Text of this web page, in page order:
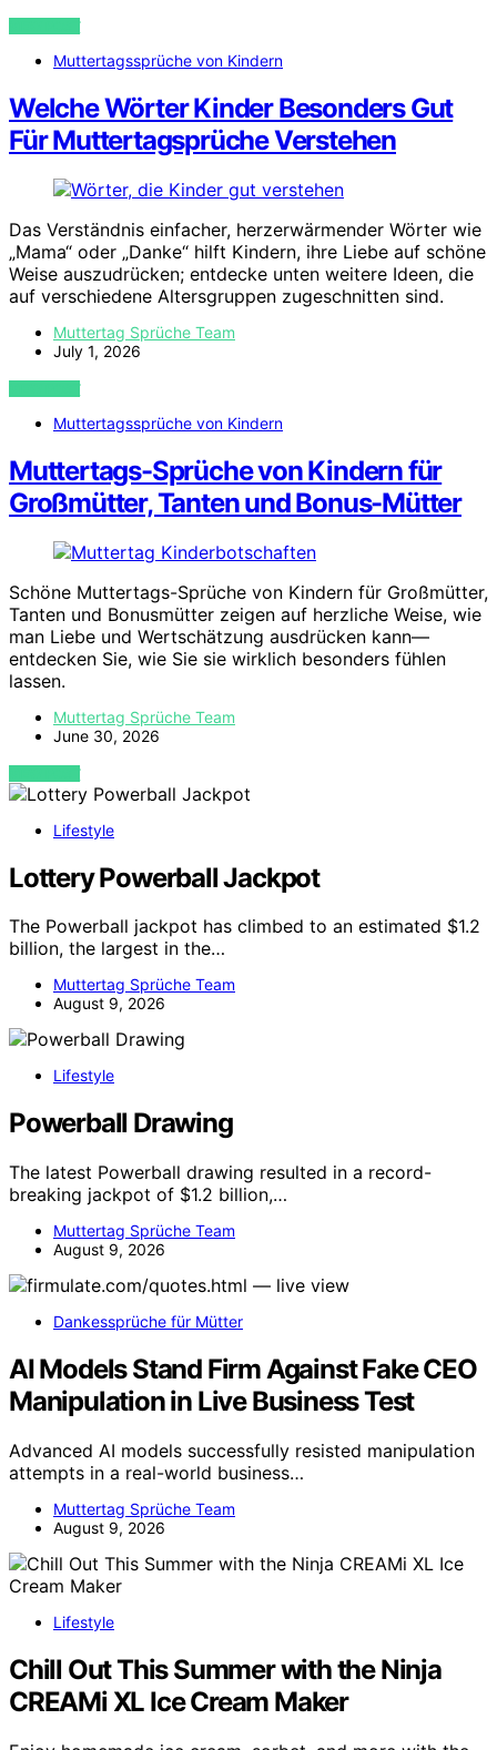
VIEW POST
Muttertagssprüche von Kindern
Welche Wörter Kinder Besonders Gut
Für Muttertagsprüche Verstehen
Das Verständnis einfacher, herzerwärmender Wörter wie
„Mama“ oder „Danke“ hilft Kindern, ihre Liebe auf schöne
Weise auszudrücken; entdecke unten weitere Ideen, die
auf verschiedene Altersgruppen zugeschnitten sind.
Muttertag Sprüche Team
July 1, 2026
VIEW POST
Muttertagssprüche von Kindern
Muttertags-Sprüche von Kindern für
Großmütter, Tanten und Bonus-Mütter
Schöne Muttertags-Sprüche von Kindern für Großmütter,
Tanten und Bonusmütter zeigen auf herzliche Weise, wie
man Liebe und Wertschätzung ausdrücken kann—
entdecken Sie, wie Sie sie wirklich besonders fühlen
lassen.
Muttertag Sprüche Team
June 30, 2026
VIEW POST
Lifestyle
Lottery Powerball Jackpot
The Powerball jackpot has climbed to an estimated $1.2
billion, the largest in the…
Muttertag Sprüche Team
August 9, 2026
Lifestyle
Powerball Drawing
The latest Powerball drawing resulted in a record-
breaking jackpot of $1.2 billion,…
Muttertag Sprüche Team
August 9, 2026
Dankessprüche für Mütter
AI Models Stand Firm Against Fake CEO
Manipulation in Live Business Test
Advanced AI models successfully resisted manipulation
attempts in a real-world business…
Muttertag Sprüche Team
August 9, 2026
Lifestyle
Chill Out This Summer with the Ninja
CREAMi XL Ice Cream Maker